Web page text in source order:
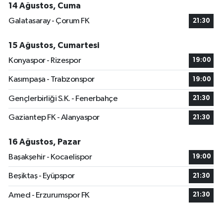
14 Ağustos, Cuma
Galatasaray - Çorum FK
21:30
15 Ağustos, Cumartesi
Konyaspor - Rizespor
19:00
Kasımpaşa - Trabzonspor 19:00
Gençlerbirliği S.K. - Fenerbahçe 21:30
Gaziantep FK - Alanyaspor 21:30
16 Ağustos, Pazar
Başakşehir - Kocaelispor
19:00
Beşiktaş - Eyüpspor 21:30
Amed - Erzurumspor FK 21:30